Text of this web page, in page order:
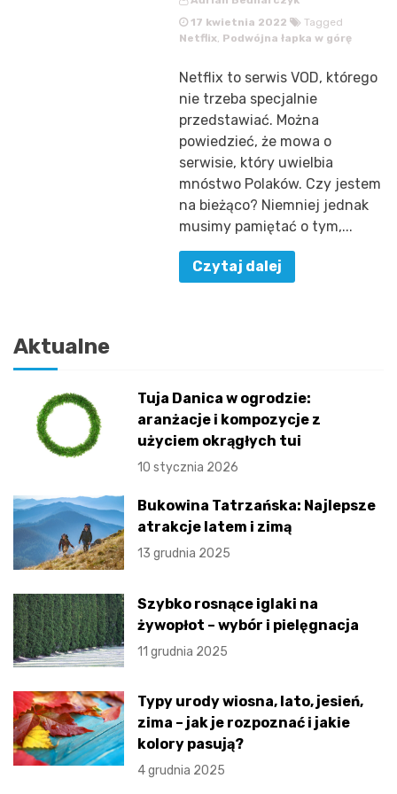
17 kwietnia 2022
Tagged
Netflix, Podwójna łapka w górę
Netflix to serwis VOD, którego
nie trzeba specjalnie
przedstawiać. Można
powiedzieć, że mowa o
serwisie, który uwielbia
mnóstwo Polaków. Czy jestem
na bieżąco? Niemniej jednak
musimy pamiętać o tym,...
Czytaj dalej
Aktualne
Tuja Danica w ogrodzie:
aranżacje i kompozycje z
użyciem okrągłych tui
10 stycznia 2026
Bukowina Tatrzańska: Najlepsze
atrakcje latem i zimą
13 grudnia 2025
Szybko rosnące iglaki na
żywopłot – wybór i pielęgnacja
11 grudnia 2025
Typy urody wiosna, lato, jesień,
zima – jak je rozpoznać i jakie
kolory pasują?
4 grudnia 2025